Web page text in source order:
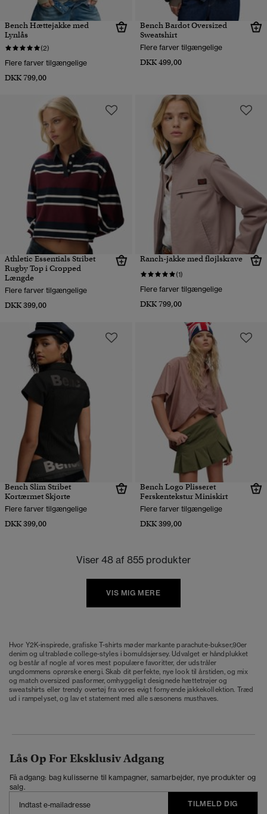
Bench Hættejakke med
Lynlås
(2)
Flere farver tilgængelige
DKK 799,00
Bench Bardot Oversized
Sweatshirt
Flere farver tilgængelige
DKK 499,00
Athletic Essentials Stribet
Rugby Top i Cropped
Længde
Flere farver tilgængelige
DKK 399,00
Ranch-jakke med fløjlskrave
(1)
Flere farver tilgængelige
DKK 799,00
Bench Slim Stribet
Kortærmet Skjorte
Flere farver tilgængelige
DKK 399,00
Bench Logo Plisseret
Ferskentekstur Miniskirt
Flere farver tilgængelige
DKK 399,00
Viser 48 af 855 produkter
VIS MIG MERE
Hvor Y2K-inspirede, grafiske T-shirts møder markante parachute-bukser,90er
denim og ultrabløde college-styles i bomuldsjersey. Udvalget er håndplukket
og består af nogle af vores mest populære favoritter, der udstråler
ungdommens oprørske energi. Skab dit perfekte, nye look til årstiden, og mix
og match oversized pasformer, omhyggeligt designede hættetrøjer og
sweatshirts eller trendy overtøj fra vores evigt fornyende jakkekollektion. Træd
ud i rampelyset, og lav et statement med alle sæsonens musthaves.
Lås Op For Eksklusiv Adgang
Få adgang: bag kulisserne til kampagner, samarbejder, nye produkter og
salg.
TILMELD DIG